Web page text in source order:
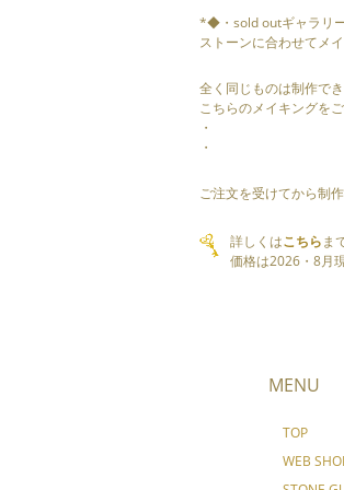
*◆・sold outギャラリ
ストーンに合わせてメ
全く同じものは制作で
こちらのメイキングを
・
・
ご注文を受けてから制
詳しくはこちらま
価格は2026・8月
MENU
TOP
WEB